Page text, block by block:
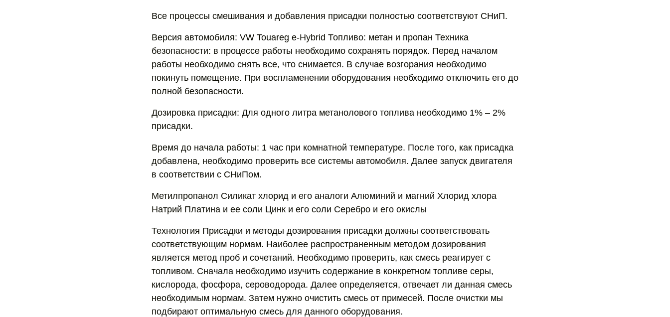
Все процессы смешивания и добавления присадки полностью соответствуют СНиП.
Версия автомобиля: VW Touareg e-Hybrid Топливо: метан и пропан Техника
безопасности: в процессе работы необходимо сохранять порядок. Перед началом
работы необходимо снять все, что снимается. В случае возгорания необходимо
покинуть помещение. При воспламенении оборудования необходимо отключить его до
полной безопасности.
Дозировка присадки: Для одного литра метанолового топлива необходимо 1% – 2%
присадки.
Время до начала работы: 1 час при комнатной температуре. После того, как присадка
добавлена, необходимо проверить все системы автомобиля. Далее запуск двигателя
в соответствии с СНиПом.
Метилпропанол Силикат хлорид и его аналоги Алюминий и магний Хлорид хлора
Натрий Платина и ее соли Цинк и его соли Серебро и его окислы
Технология Присадки и методы дозирования присадки должны соответствовать
соответствующим нормам. Наиболее распространенным методом дозирования
является метод проб и сочетаний. Необходимо проверить, как смесь реагирует с
топливом. Сначала необходимо изучить содержание в конкретном топливе серы,
кислорода, фосфора, сероводорода. Далее определяется, отвечает ли данная смесь
необходимым нормам. Затем нужно очистить смесь от примесей. После очистки мы
подбирают оптимальную смесь для данного оборудования.